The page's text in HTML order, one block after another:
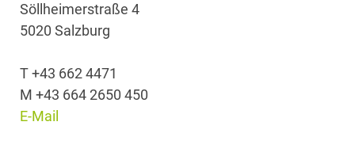
Söllheimerstraße 4
5020 Salzburg
T +43 662 4471
M +43 664 2650 450
E-Mail